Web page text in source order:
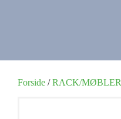
Forside /RACK/MØBLER